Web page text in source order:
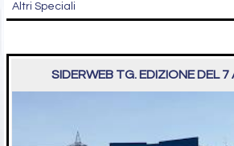
Altri Speciali
SIDERWEB TG. EDIZIONE DEL